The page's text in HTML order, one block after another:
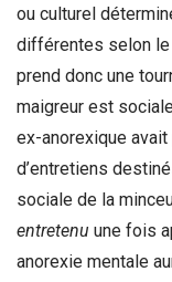
ou culturel
différentes selon le
prend donc une
maigreur est
ex-anorexique avait
d’entretiens
sociale de la
entretenu une fois
anorexie mentale